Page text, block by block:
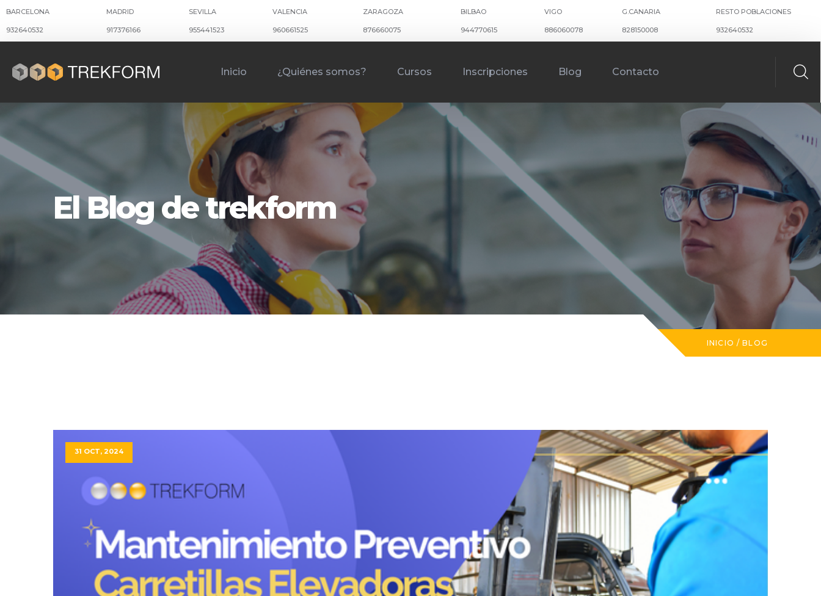
BARCELONA
932640532
MADRID
917376166
SEVILLA
955441523
VALENCIA
960661525
ZARAGOZA
876660075
BILBAO
944770615
VIGO
886060078
G.CANARIA
828150008
RESTO POBLACIONES
932640532
Inicio ¿Quiénes somos? Cursos Inscripciones Blog Contacto
El Blog de trekform
INICIO / BLOG
31 OCT, 2024